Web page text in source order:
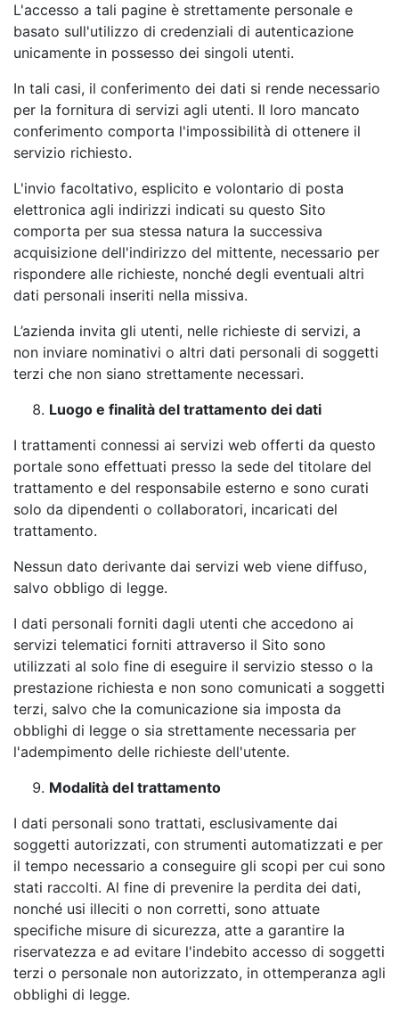
L'accesso a tali pagine è strettamente personale e
basato sull'utilizzo di credenziali di autenticazione
unicamente in possesso dei singoli utenti.
In tali casi, il conferimento dei dati si rende necessario
per la fornitura di servizi agli utenti. Il loro mancato
conferimento comporta l'impossibilità di ottenere il
servizio richiesto.
L'invio facoltativo, esplicito e volontario di posta
elettronica agli indirizzi indicati su questo Sito
comporta per sua stessa natura la successiva
acquisizione dell'indirizzo del mittente, necessario per
rispondere alle richieste, nonché degli eventuali altri
dati personali inseriti nella missiva.
L’azienda invita gli utenti, nelle richieste di servizi, a
non inviare nominativi o altri dati personali di soggetti
terzi che non siano strettamente necessari.
Luogo e finalità del trattamento dei dati
I trattamenti connessi ai servizi web offerti da questo
portale sono effettuati presso la sede del titolare del
trattamento e del responsabile esterno e sono curati
solo da dipendenti o collaboratori, incaricati del
trattamento.
Nessun dato derivante dai servizi web viene diffuso,
salvo obbligo di legge.
I dati personali forniti dagli utenti che accedono ai
servizi telematici forniti attraverso il Sito sono
utilizzati al solo fine di eseguire il servizio stesso o la
prestazione richiesta e non sono comunicati a soggetti
terzi, salvo che la comunicazione sia imposta da
obblighi di legge o sia strettamente necessaria per
l'adempimento delle richieste dell'utente.
Modalità del trattamento
I dati personali sono trattati, esclusivamente dai
soggetti autorizzati, con strumenti automatizzati e per
il tempo necessario a conseguire gli scopi per cui sono
stati raccolti. Al fine di prevenire la perdita dei dati,
nonché usi illeciti o non corretti, sono attuate
specifiche misure di sicurezza, atte a garantire la
riservatezza e ad evitare l'indebito accesso di soggetti
terzi o personale non autorizzato, in ottemperanza agli
obblighi di legge.